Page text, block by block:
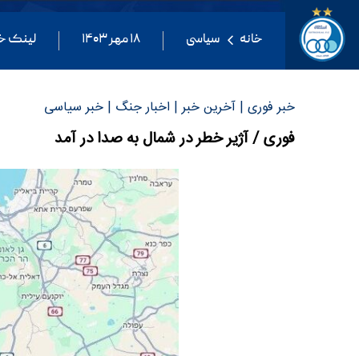
خانه سیاسی ۱۸ مهر ۱۴۰۳ لینک
خبر فوری | آخرین خبر | اخبار جنگ | خبر سیاسی
فوری / آژیر خطر در شمال به صدا در آمد